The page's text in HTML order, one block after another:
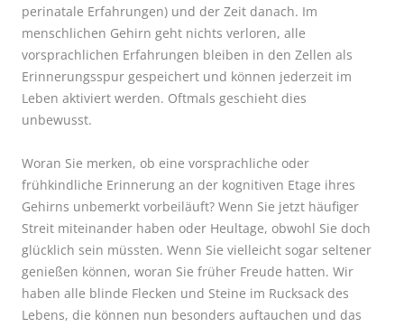
perinatale Erfahrungen) und der Zeit danach. Im
menschlichen Gehirn geht nichts verloren, alle
vorsprachlichen Erfahrungen bleiben in den Zellen als
Erinnerungsspur gespeichert und können jederzeit im
Leben aktiviert werden. Oftmals geschieht dies
unbewusst.
Woran Sie merken, ob eine vorsprachliche oder
frühkindliche Erinnerung an der kognitiven Etage ihres
Gehirns unbemerkt vorbeiläuft? Wenn Sie jetzt häufiger
Streit miteinander haben oder Heultage, obwohl Sie doch
glücklich sein müssten. Wenn Sie vielleicht sogar seltener
genießen können, woran Sie früher Freude hatten. Wir
haben alle blinde Flecken und Steine im Rucksack des
Lebens, die können nun besonders auftauchen und das